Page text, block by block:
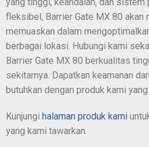
fleksibel, Barrier Gate MX 80 akan
memuaskan dalam
berbagai lokasi. Hubungi kami
Barrier Gate MX 80 berkualitas
sekitarnya. Dapatkan keamanan
butuhkan dengan produk kami
Kunjungi halaman produk kami
yang kami tawarkan.